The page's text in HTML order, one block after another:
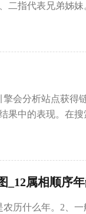
二指代表兄弟姊妹
会分析站点获得
果中的表现。在
_12属相顺序
农历什么年。2、